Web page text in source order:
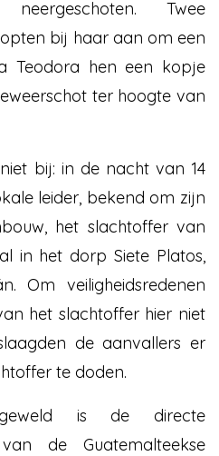
Twee
bij haar aan om een
Teodora hen een kopje
ter hoogte van
bij: in de nacht van 14
leider, bekend om zijn
het slachtoffer van
in het dorp Siete Platos,
Om veiligheidsredenen
het slachtoffer hier niet
de aanvallers er
te doden.
is de directe
de Guatemalteekse